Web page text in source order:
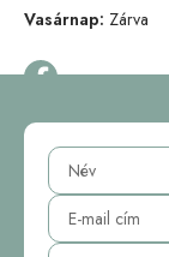
Vasárnap: Zárva